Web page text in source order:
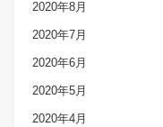
2020年8月
2020年7月
2020年6月
2020年5月
2020年4月